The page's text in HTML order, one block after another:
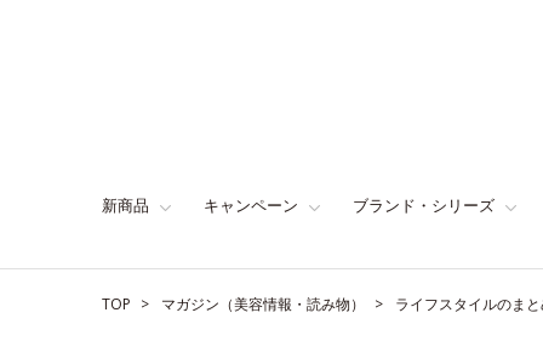
新商品 キャンペーン ブランド・シリーズ
TOP マガジン（美容情報・読み物） ライフスタイルのま